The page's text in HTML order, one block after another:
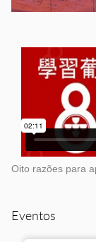
Oito razões para
Eventos